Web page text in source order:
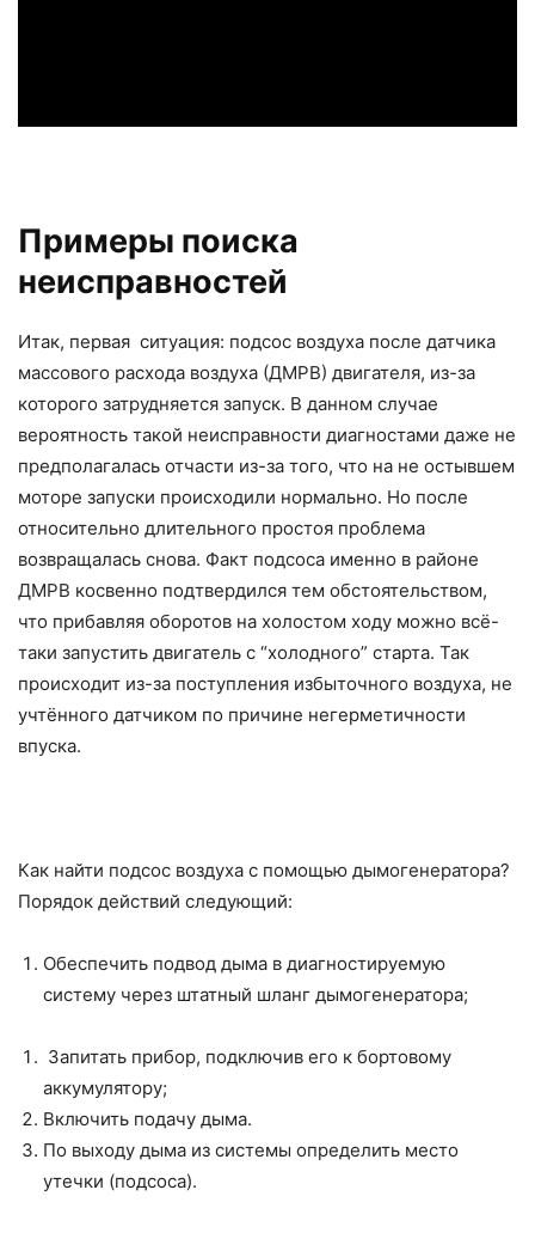
Примеры поиска
неисправностей
Итак, первая ситуация: подсос воздуха после датчика
массового расхода воздуха (ДМРВ) двигателя, из-за
которого затрудняется запуск. В данном случае
вероятность такой неисправности диагностами даже не
предполагалась отчасти из-за того, что на не остывшем
моторе запуски происходили нормально. Но после
относительно длительного простоя проблема
возвращалась снова. Факт подсоса именно в районе
ДМРВ косвенно подтвердился тем обстоятельством,
что прибавляя оборотов на холостом ходу можно всё-
таки запустить двигатель с “холодного” старта. Так
происходит из-за поступления избыточного воздуха, не
учтённого датчиком по причине негерметичности
впуска.
Как найти подсос воздуха с помощью дымогенератора?
Порядок действий следующий:
Обеспечить подвод дыма в диагностируемую
систему через штатный шланг дымогенератора;
Запитать прибор, подключив его к бортовому
аккумулятору;
Включить подачу дыма.
По выходу дыма из системы определить место
утечки (подсоса).